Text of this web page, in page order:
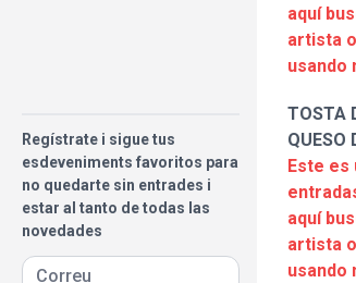
Regístrate i sigue tus
esdeveniments favoritos para
no quedarte sin entrades i
estar al tanto de todas las
novedades
aquí
artista
usando
TOSTA
QUESO
Este es
aquí
artista
usando